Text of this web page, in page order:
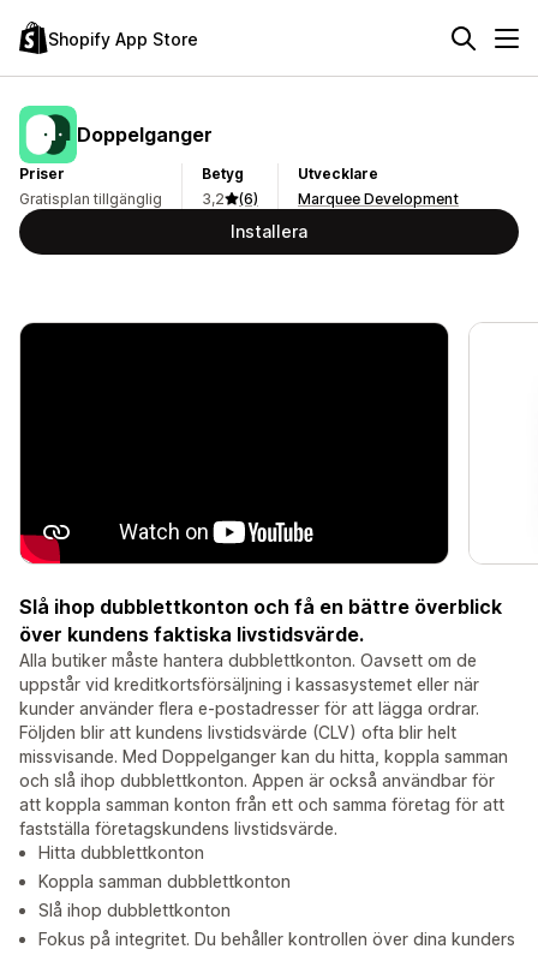
Shopify App Store
Doppelganger
Priser
Gratisplan tillgänglig
Betyg
3,2
(6)
Utvecklare
Marquee Development
Installera
Slå ihop dubblettkonton och få en bättre överblick
över kundens faktiska livstidsvärde.
Alla butiker måste hantera dubblettkonton. Oavsett om de
uppstår vid kreditkortsförsäljning i kassasystemet eller när
kunder använder flera e-postadresser för att lägga ordrar.
Följden blir att kundens livstidsvärde (CLV) ofta blir helt
missvisande. Med Doppelganger kan du hitta, koppla samman
och slå ihop dubblettkonton. Appen är också användbar för
att koppla samman konton från ett och samma företag för att
fastställa företagskundens livstidsvärde.
Hitta dubblettkonton
Koppla samman dubblettkonton
Slå ihop dubblettkonton
Fokus på integritet. Du behåller kontrollen över dina kunders